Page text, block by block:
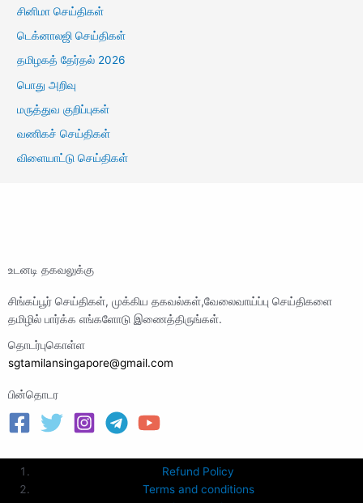
சினிமா செய்திகள்
டெக்னாலஜி செய்திகள்
தமிழகத் தேர்தல் 2026
பொது அறிவு
மருத்துவ குறிப்புகள்
வணிகச் செய்திகள்
விளையாட்டு செய்திகள்
உடனடி தகவலுக்கு
சிங்கப்பூர் செய்திகள், முக்கிய தகவல்கள்,வேலைவாய்ப்பு செய்திகளை
தமிழில் பார்க்க எங்களோடு இணைத்திருங்கள்.
தொடர்புகொள்ள
sgtamilansingapore@gmail.com
பின்தொடர
Refund Policy
Terms and conditions